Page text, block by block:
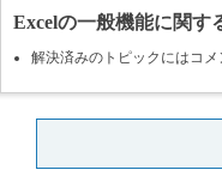
Excelの一般機能に関す
解決済みのトピックにはコメ